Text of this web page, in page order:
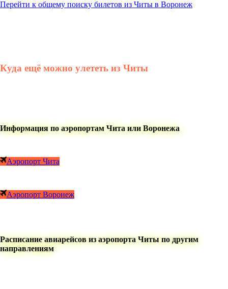
Перейти к общему поиску билетов из Читы в Воронеж
Куда ещё можно улететь из Читы
Информация по аэропортам Чита или Воронежа
Аэропорт Чита
Аэропорт Воронеж
Расписание авиарейсов из аэропорта Читы по другим
направлениям